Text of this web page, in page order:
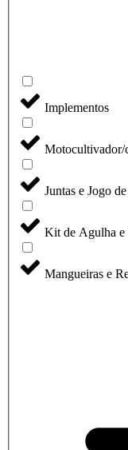
Implementos
Motocultivador/
Juntas e Jogo
Kit de Agulha e
Mangueiras e